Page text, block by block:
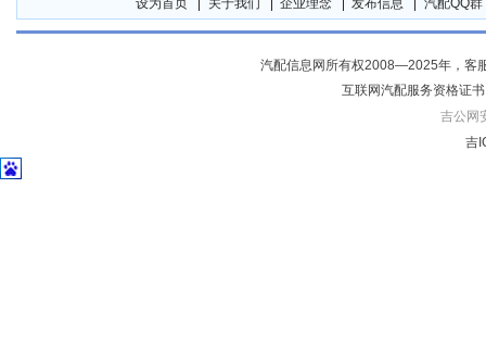
设为首页 关于我们 企业理念 发布信息 汽配QQ群
汽配信息网所有权2008—2025年，客
互联网汽配服务资格证
吉公网
吉